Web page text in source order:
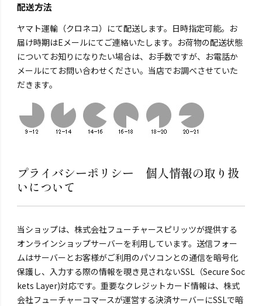
配送方法
ヤマト運輸（クロネコ）にて配送します。日時指定可能。お
届け時期はEメールにてご連絡いたします。お荷物の配送状態
についてお知りになりたい場合は、お手数ですが、お電話か
メールにてお問い合わせください。当店でお調べさせていた
だきます。
プライバシーポリシー 個人情報の取り扱
いについて
当ショップは、株式会社フューチャースピリッツが提供する
オンラインショップサーバーを利用しています。送信フォー
ムはサーバーとお客様がご利用のパソコンとの通信を暗号化
保護し、入力する際の情報を覗き見されないSSL（Secure Soc
kets Layer)対応です。重要なクレジットカード情報は、株式
会社フューチャーコマースが運営する決済サーバーにSSLで暗